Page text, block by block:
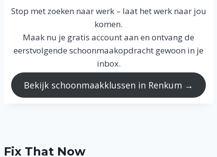
Stop met zoeken naar werk – laat het werk naar jou
komen.
Maak nu je gratis account aan en ontvang de
eerstvolgende schoonmaakopdracht gewoon in je
inbox.
Bekijk schoonmaakklussen in Renkum →
Fix That Now